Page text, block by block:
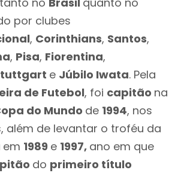
por clubes
, Corinthians, Santos,
, Pisa, Fiorentina,
e Júbilo Iwata. Pela
de Futebol, foi capitão na
do Mundo de 1994, nos
além de levantar o troféu da
em 1989 e 1997, ano em que
do primeiro título